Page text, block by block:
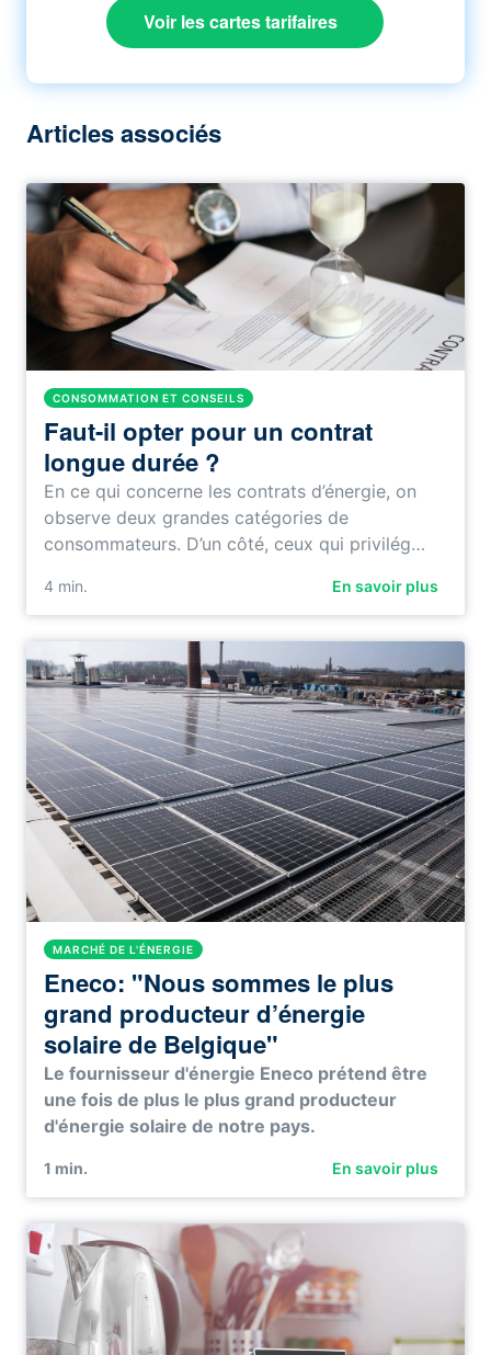
Voir les cartes tarifaires
Articles associés
CONSOMMATION ET CONSEILS
Faut-il opter pour un contrat
longue durée ?
En ce qui concerne les contrats d’énergie, on
observe deux grandes catégories de
consommateurs. D’un côté, ceux qui privilég…
4 min. En savoir plus
MARCHÉ DE L'ÉNERGIE
Eneco: "Nous sommes le plus
grand producteur d’énergie
solaire de Belgique"
Le fournisseur d'énergie Eneco prétend être
une fois de plus le plus grand producteur
d'énergie solaire de notre pays.
1 min. En savoir plus